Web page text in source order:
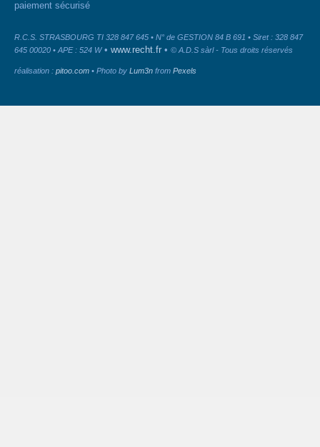
paiement sécurisé
R.C.S. STRASBOURG TI 328 847 645 • N° de GESTION 84 B 691 • Siret : 328 847
645 00020 • APE : 524 W• www.recht.fr • © A.D.S sàrl - Tous droits réservés
réalisation : pitoo.com • Photo by Lum3n from Pexels